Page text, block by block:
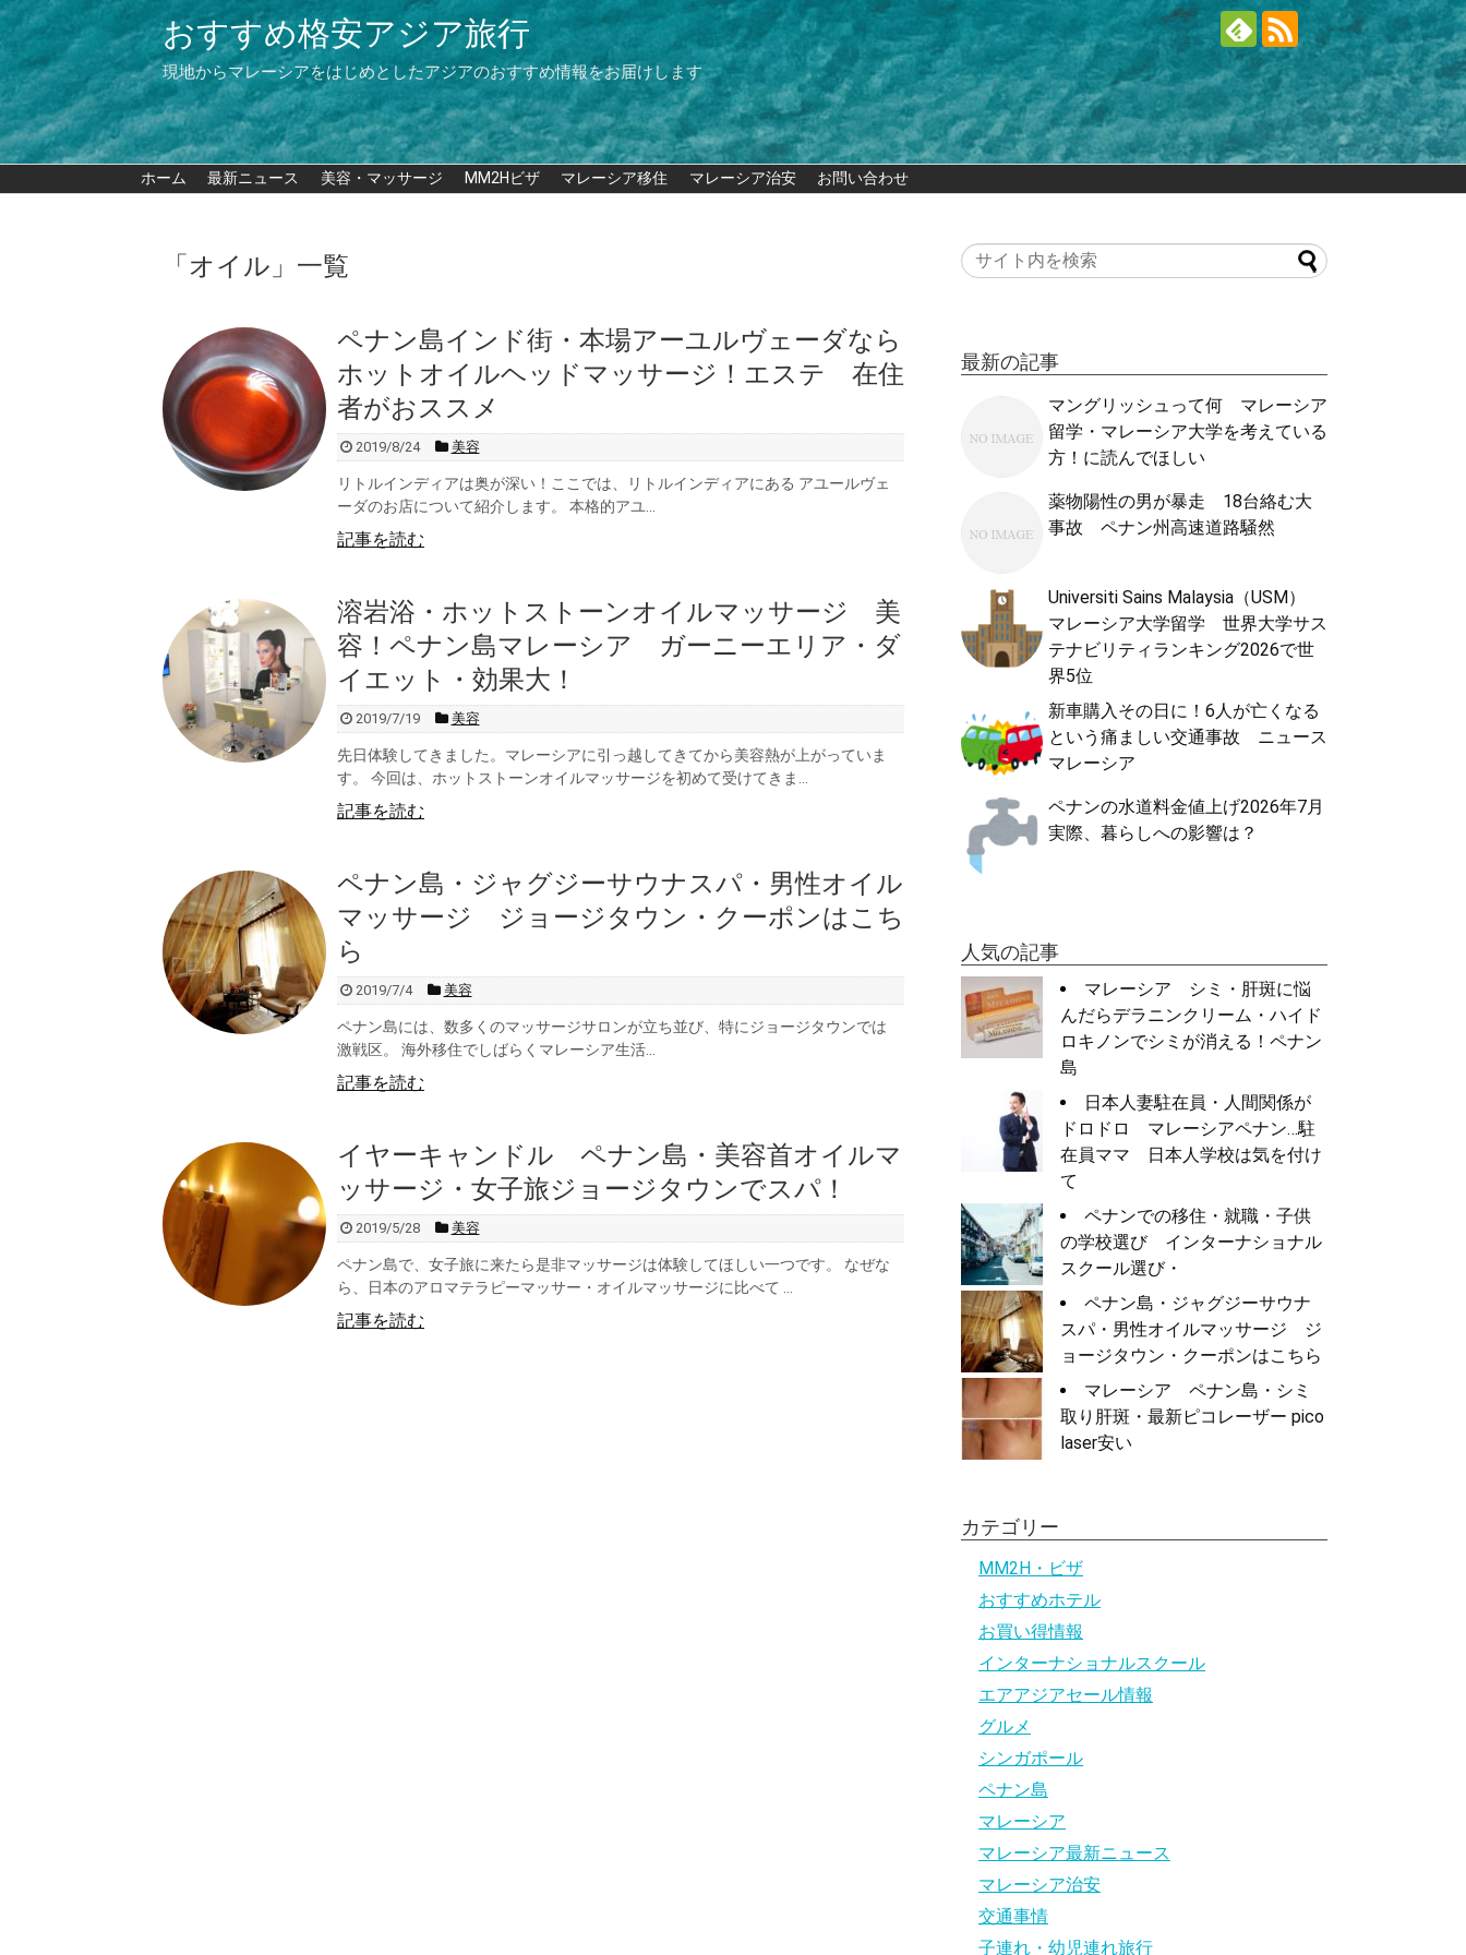
おすすめ格安アジア旅行
現地からマレーシアをはじめとしたアジアのおすすめ情報をお届けします
ホーム 最新ニュース 美容・マッサージ MM2Hビザ マレーシア移住 マレーシア治安 お問い合わせ
「 オイル 」 一覧
ペナン島インド街・本場アーユルヴェーダなら
ホットオイルヘッドマッサージ！エステ 在住
者がおススメ
2019/8/24 美容
リトルインディアは奥が深い！ここでは、リトルインディアにある アユールヴェ
ーダのお店について紹介します。 本格的アユ...
記事を読む
溶岩浴・ホットストーンオイルマッサージ 美
容！ペナン島マレーシア ガーニーエリア・ダ
イエット・効果大！
2019/7/19 美容
先日体験してきました。マレーシアに引っ越してきてから美容熱が上がっていま
す。 今回は、ホットストーンオイルマッサージを初めて受けてきま...
記事を読む
ペナン島・ジャグジーサウナスパ・男性オイル
マッサージ ジョージタウン・クーポンはこち
ら
2019/7/4 美容
ペナン島には、数多くのマッサージサロンが立ち並び、特にジョージタウンでは
激戦区。 海外移住でしばらくマレーシア生活...
記事を読む
イヤーキャンドル ペナン島・美容首オイルマ
ッサージ・女子旅ジョージタウンでスパ！
2019/5/28 美容
ペナン島で、女子旅に来たら是非マッサージは体験してほしい一つです。 なぜな
ら、日本のアロマテラピーマッサー・オイルマッサージに比べて ...
記事を読む
最新の記事
マングリッシュって何 マレーシア
留学・マレーシア大学を考えている
方！に読んでほしい
薬物陽性の男が暴走 18台絡む大
事故 ペナン州高速道路騒然
Universiti Sains Malaysia（USM）
マレーシア大学留学 世界大学サス
テナビリティランキング2026で世
界5位
新車購入その日に！6人が亡くなる
という痛ましい交通事故 ニュース
マレーシア
ペナンの水道料金値上げ2026年7月
実際、暮らしへの影響は？
人気の記事
マレーシア シミ・肝斑に悩
んだらデラニンクリーム・ハイド
ロキノンでシミが消える！ペナン
島
日本人妻駐在員・人間関係が
ドロドロ マレーシアペナン…駐
在員ママ 日本人学校は気を付け
て
ペナンでの移住・就職・子供
の学校選び インターナショナル
スクール選び・
ペナン島・ジャグジーサウナ
スパ・男性オイルマッサージ ジ
ョージタウン・クーポンはこちら
マレーシア ペナン島・シミ
取り肝斑・最新ピコレーザー pico
laser安い
カテゴリー
MM2H・ビザ
おすすめホテル
お買い得情報
インターナショナルスクール
エアアジアセール情報
グルメ
シンガポール
ペナン島
マレーシア
マレーシア最新ニュース
マレーシア治安
交通事情
子連れ・幼児連れ旅行